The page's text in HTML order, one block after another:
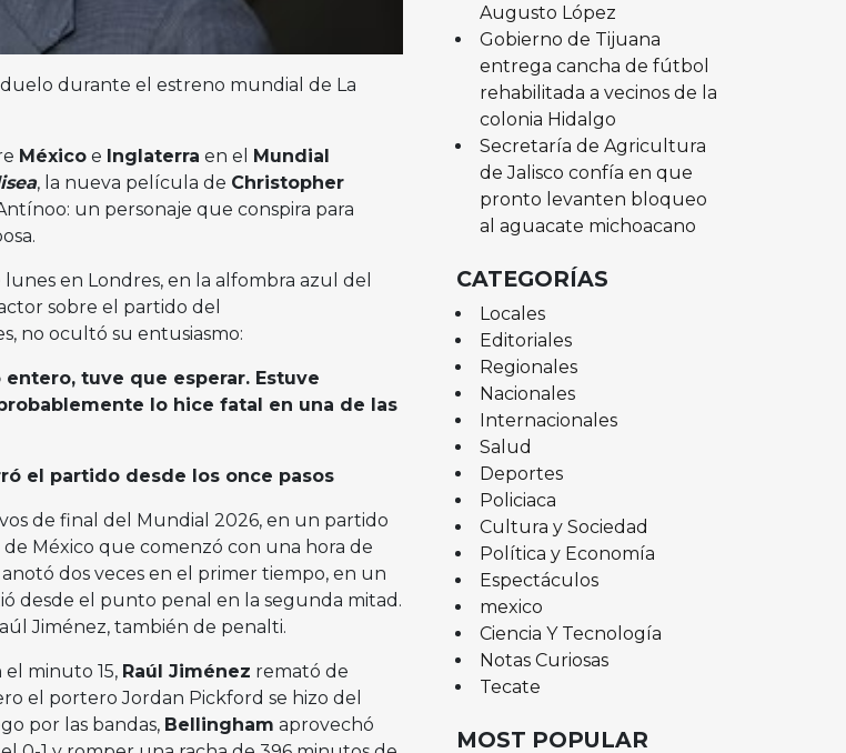
durante el estreno mundial de La
Méxicoe Inglaterra en el
Mundial
, la nueva película de Christopher
un personaje que conspira para
en Londres, en la alfombra azul del
sobre el partido del
no ocultó su entusiasmo:
tuve que esperar. Estuve
lo hice fatal en una de las
el partido desde los once pasos
de final del Mundial 2026, en un partido
México que comenzó con una hora de
anotó dos veces en el primer tiempo, en un
desde el punto penal en la segunda mitad.
Jiménez, también de penalti.
minuto 15, Raúl Jiménez remató de
el portero Jordan Pickford se hizo del
por las bandas, Bellingham aprovechó
Augusto López
Gobierno de Tijuana
entrega cancha de fútbol
rehabilitada a vecinos de la
colonia Hidalgo
Secretaría de Agricultura
de Jalisco confía en que
pronto levanten bloqueo
al aguacate michoacano
CATEGORÍAS
Locales
Editoriales
Regionales
Nacionales
Internacionales
Salud
Deportes
Policiaca
Cultura y Sociedad
Política y Economía
Espectáculos
mexico
Ciencia Y Tecnología
Notas Curiosas
Tecate
MOST POPULAR